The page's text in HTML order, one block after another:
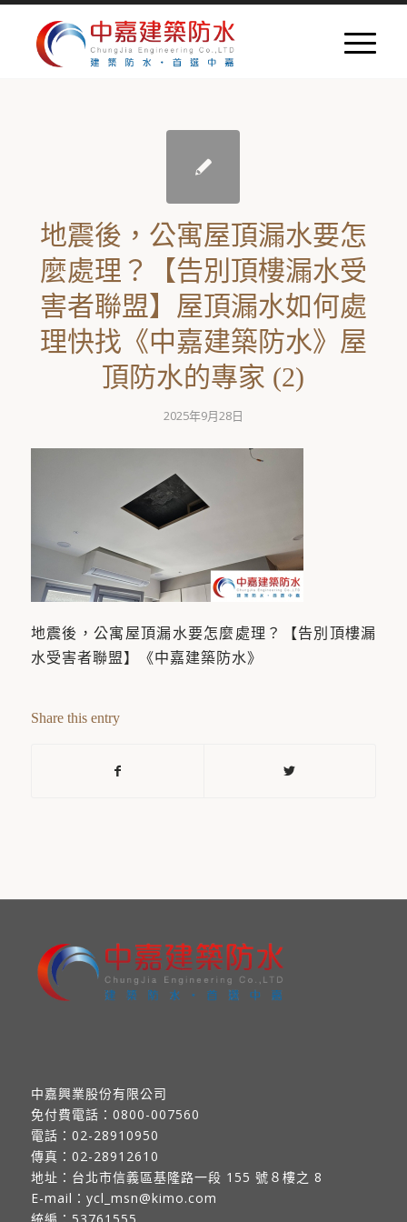
地震後，公寓屋頂漏水要怎
麼處理？【告別頂樓漏水受
害者聯盟】屋頂漏水如何處
理快找《中嘉建築防水》屋
頂防水的專家 (2)
2025年9月28日
地震後，公寓屋頂漏水要怎麼處理？【告別頂樓漏
水受害者聯盟】《中嘉建築防水》
Share this entry
中嘉興業股份有限公司
免付費電話： 0800-007560
電話： 02-28910950
傳真： 02-28912610
地址： 台北市信義區基隆路一段 155 號８樓之 8
E-mail： ycl_msn@kimo.com